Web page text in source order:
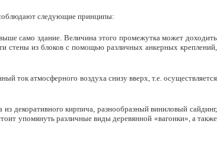
соблюдают следующие принципы:
само здание. Величина этого промежутка может доходить
стены из блоков с помощью различных анкерных креплений,
ток атмосферного воздуха снизу вверх, т.е. осуществляется
декоративного кирпича, разнообразный виниловый сайдинг,
упомянуть различные виды деревянной «вагонки», а также